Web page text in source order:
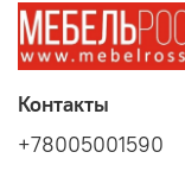
Контакты
+78005001590